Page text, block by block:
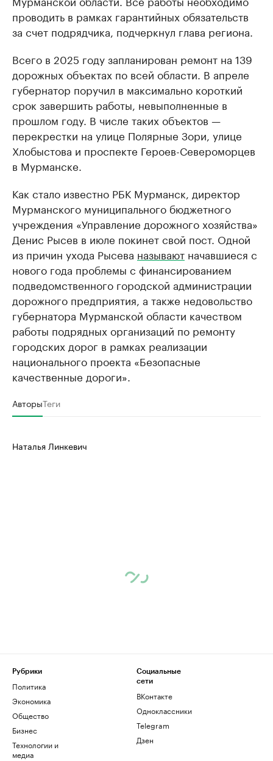
проводить в рамках гарантийных обязательств
за счет подрядчика, подчеркнул глава региона.
Всего в 2025 году запланирован ремонт на 139
дорожных объектах по всей области. В апреле
губернатор поручил в максимально короткий
срок завершить работы, невыполненные в
прошлом году. В числе таких объектов —
перекрестки на улице Полярные Зори, улице
Хлобыстова и проспекте Героев-Североморцев
в Мурманске.
Как стало известно РБК Мурманск, директор
Мурманского муниципального бюджетного
учреждения «Управление дорожного хозяйства»
Денис Рысев в июле покинет свой пост. Одной
из причин ухода Рысева называют начавшиеся с
нового года проблемы с финансированием
подведомственного городской администрации
дорожного предприятия, а также недовольство
губернатора Мурманской области качеством
работы подрядных организаций по ремонту
городских дорог в рамках реализации
национального проекта «Безопасные
качественные дороги».
АвторыТеги
Наталья Линкевич
Рубрики
Политика
Экономика
Общество
Бизнес
Технологии и
медиа
Социальные
сети
ВКонтакте
Одноклассники
Telegram
Дзен